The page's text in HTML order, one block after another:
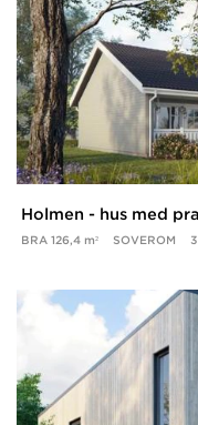
Holmen - hus med
BRA 126,4 m² SOVEROM 3